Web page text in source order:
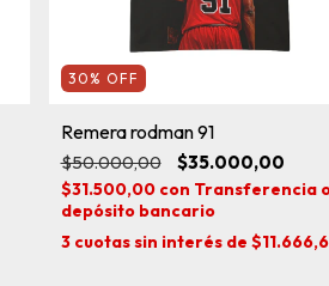
30 % OFF
Remera rodman 91
$50.000,00 $35.000,00
$31.500,00 con Transferencia
depósito bancario
3 cuotas sin interés de